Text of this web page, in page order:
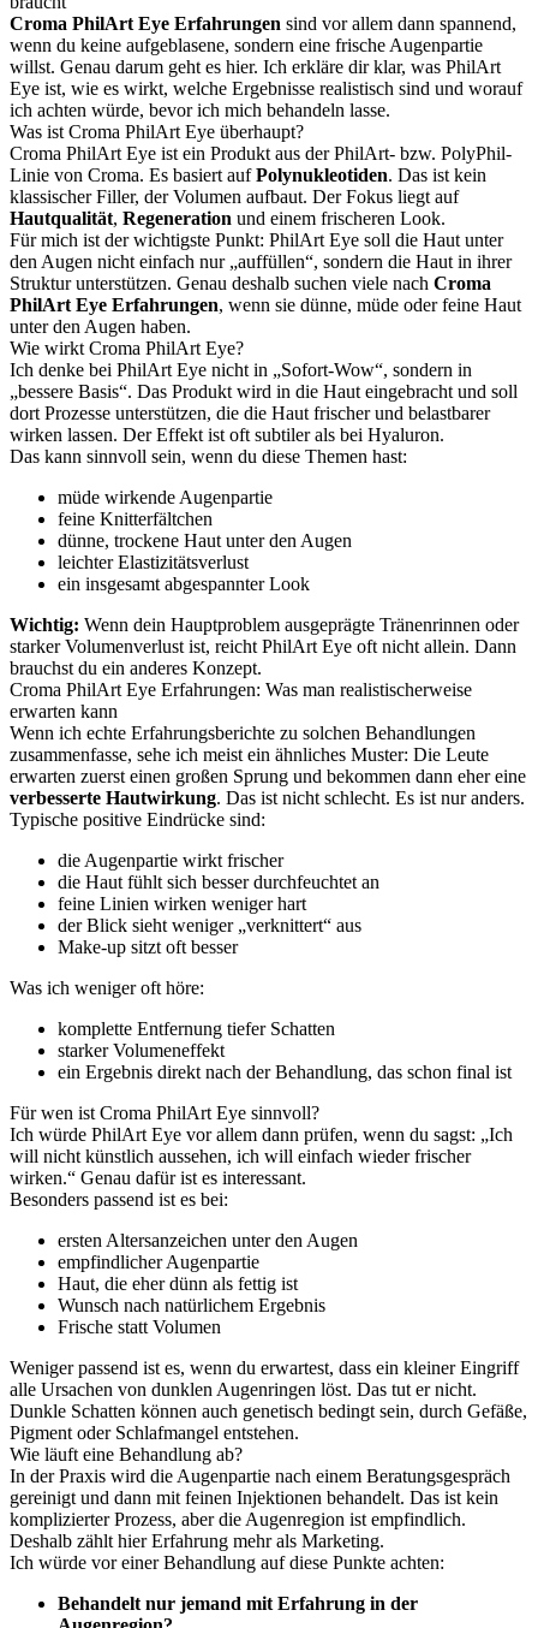
Croma PhilArt Eye Erfahrungen sind vor allem dann spannend,
wenn du keine aufgeblasene, sondern eine frische Augenpartie
willst. Genau darum geht es hier. Ich erkläre dir klar, was PhilArt
Eye ist, wie es wirkt, welche Ergebnisse realistisch sind und worauf
ich achten würde, bevor ich mich behandeln lasse.
Was ist Croma PhilArt Eye überhaupt?
Croma PhilArt Eye ist ein Produkt aus der PhilArt- bzw. PolyPhil-
Linie von Croma. Es basiert aufPolynukleotiden. Das ist kein
klassischer Filler, der Volumen aufbaut. Der Fokus liegt auf
Hautqualität, Regeneration und einem frischeren Look.
Für mich ist der wichtigste Punkt: PhilArt Eye soll die Haut unter
den Augen nicht einfach nur „auffüllen“, sondern die Haut in ihrer
Struktur unterstützen. Genau deshalb suchen viele nach Croma
PhilArt Eye Erfahrungen, wenn sie dünne, müde oder feine Haut
unter den Augen haben.
Wie wirkt Croma PhilArt Eye?
Ich denke bei PhilArt Eye nicht in „Sofort-Wow“, sondern in
„bessere Basis“. Das Produkt wird in die Haut eingebracht und soll
dort Prozesse unterstützen, die die Haut frischer und belastbarer
wirken lassen. Der Effekt ist oft subtiler als bei Hyaluron.
Das kann sinnvoll sein, wenn du diese Themen hast:
müde wirkende Augenpartie
feine Knitterfältchen
dünne, trockene Haut unter den Augen
leichter Elastizitätsverlust
ein insgesamt abgespannter Look
Wichtig: Wenn dein Hauptproblem ausgeprägte Tränenrinnen oder
starker Volumenverlust ist, reicht PhilArt Eye oft nicht allein. Dann
brauchst du ein anderes Konzept.
Croma PhilArt Eye Erfahrungen: Was man realistischerweise
erwarten kann
Wenn ich echte Erfahrungsberichte zu solchen Behandlungen
zusammenfasse, sehe ich meist ein ähnliches Muster: Die Leute
erwarten zuerst einen großen Sprung und bekommen dann eher eine
verbesserte Hautwirkung. Das ist nicht schlecht. Es ist nur anders.
Typische positive Eindrücke sind:
die Augenpartie wirkt frischer
die Haut fühlt sich besser durchfeuchtet an
feine Linien wirken weniger hart
der Blick sieht weniger „verknittert“ aus
Make-up sitzt oft besser
Was ich weniger oft höre:
komplette Entfernung tiefer Schatten
starker Volumeneffekt
ein Ergebnis direkt nach der Behandlung, das schon final ist
Für wen ist Croma PhilArt Eye sinnvoll?
Ich würde PhilArt Eye vor allem dann prüfen, wenn du sagst: „Ich
will nicht künstlich aussehen, ich will einfach wieder frischer
wirken.“ Genau dafür ist es interessant.
Besonders passend ist es bei:
ersten Altersanzeichen unter den Augen
empfindlicher Augenpartie
Haut, die eher dünn als fettig ist
Wunsch nach natürlichem Ergebnis
Frische statt Volumen
Weniger passend ist es, wenn du erwartest, dass ein kleiner Eingriff
alle Ursachen von dunklen Augenringen löst. Das tut er nicht.
Dunkle Schatten können auch genetisch bedingt sein, durch Gefäße,
Pigment oder Schlafmangel entstehen.
Wie läuft eine Behandlung ab?
In der Praxis wird die Augenpartie nach einem Beratungsgespräch
gereinigt und dann mit feinen Injektionen behandelt. Das ist kein
komplizierter Prozess, aber die Augenregion ist empfindlich.
Deshalb zählt hier Erfahrung mehr als Marketing.
Ich würde vor einer Behandlung auf diese Punkte achten:
Behandelt nur jemand mit Erfahrung in der